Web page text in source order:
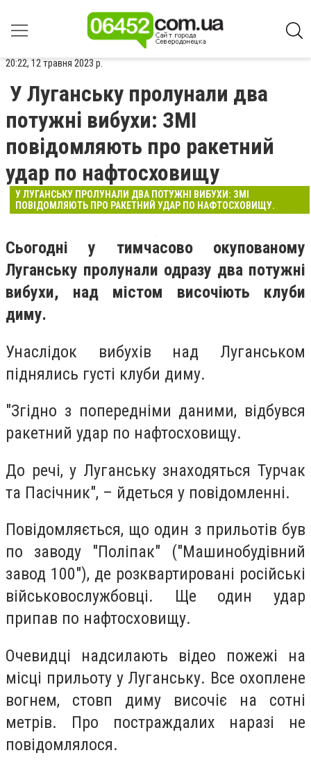
20:22, 12 травня 2023 р.
У Луганську пролунали два
потужні вибухи: ЗМІ
повідомляють про ракетний
удар по нафтосховищу
У ЛУГАНСЬКУ ПРОЛУНАЛИ ДВА ПОТУЖНІ ВИБУХИ: ЗМІ
ПОВІДОМЛЯЮТЬ ПРО РАКЕТНИЙ УДАР ПО НАФТОСХОВИЩУ.
Сьогодні у тимчасово окупованому
Луганську пролунали одразу два потужні
вибухи, над містом височіють клуби
диму.
Унаслідок вибухів над Луганськом
піднялись густі клуби диму.
"Згідно з попередніми даними, відбувся
ракетний удар по нафтосховищу.
До речі, у Луганську знаходяться Турчак
та Пасічник", – йдеться у повідомленні.
Повідомляється, що один з прильотів був
по заводу "Поліпак" ("Машинобудівний
завод 100"), де розквартировані російські
військовослужбовці. Ще один удар
припав по нафтосховищу.
Очевидці надсилають відео пожежі на
місці прильоту у Луганську. Все охоплене
вогнем, стовп диму височіє на сотні
метрів. Про постраждалих наразі не
повідомлялося.